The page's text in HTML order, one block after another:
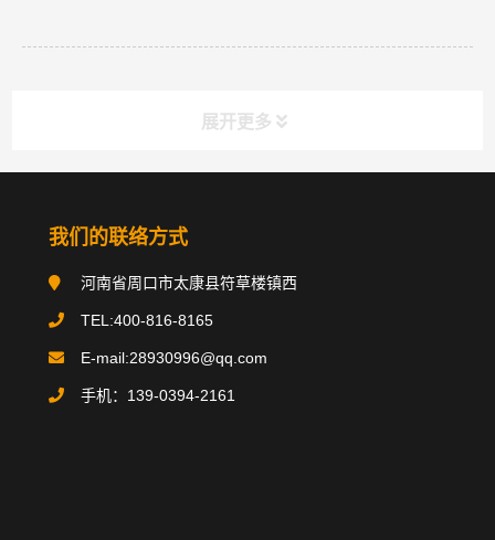
展开更多
分类导航 NAV
搪玻璃反应釜
搪玻璃贮罐
碳钢类设备
我们的联络方式
河南省周口市太康县符草楼镇西
TEL:400-816-8165
E-mail:28930996@qq.com
手机：139-0394-2161